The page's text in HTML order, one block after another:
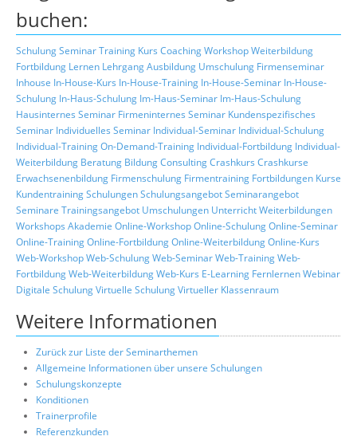
buchen:
SchulungSeminarTraining Kurs CoachingWorkshopWeiterbildung
Fortbildung Lernen LehrgangAusbildung Umschulung Firmenseminar
Inhouse In-House-Kurs In-House-Training In-House-Seminar In-House-
Schulung In-Haus-Schulung Im-Haus-Seminar Im-Haus-Schulung
Hausinternes Seminar Firmeninternes Seminar Kundenspezifisches
Seminar Individuelles Seminar Individual-Seminar Individual-Schulung
Individual-TrainingOn-Demand-Training Individual-Fortbildung Individual-
Weiterbildung Beratung BildungConsultingCrashkurs Crashkurse
Erwachsenenbildung Firmenschulung Firmentraining Fortbildungen Kurse
KundentrainingSchulungenSchulungsangebotSeminarangebot
Seminare Trainingsangebot Umschulungen UnterrichtWeiterbildungen
Workshops Akademie Online-WorkshopOnline-SchulungOnline-Seminar
Online-TrainingOnline-FortbildungOnline-WeiterbildungOnline-Kurs
Web-WorkshopWeb-SchulungWeb-SeminarWeb-TrainingWeb-
FortbildungWeb-WeiterbildungWeb-Kurs E-Learning FernlernenWebinar
Digitale SchulungVirtuelle SchulungVirtueller Klassenraum
Weitere Informationen
Zurück zur Liste der Seminarthemen
Allgemeine Informationen über unsere Schulungen
Schulungskonzepte
Konditionen
Trainerprofile
Referenzkunden